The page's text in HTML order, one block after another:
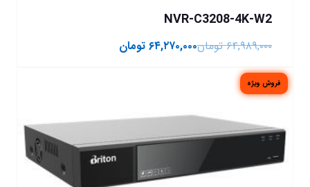
NVR-C3208-4K-W2
۶۴,۹۸۹,۰۰۰ تومان۶۴,۲۷۰,۰۰۰ تومان
فروش ویژه